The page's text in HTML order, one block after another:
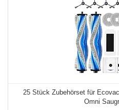
25 Stück Zubehörset für
Omni